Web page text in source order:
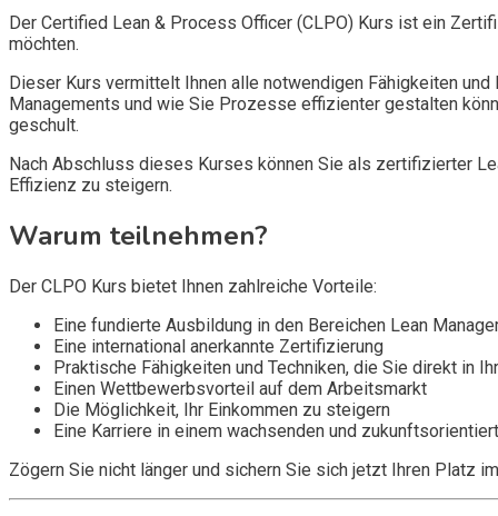
Der Certified Lean & Process Officer (CLPO) Kurs ist ein
möchten.
Dieser Kurs vermittelt Ihnen alle notwendigen Fähigkeiten
Managements und wie Sie Prozesse effizienter gestalten
geschult.
Nach Abschluss dieses Kurses können Sie als zertifizierter
Effizienz zu steigern.
Warum teilnehmen?
Der CLPO Kurs bietet Ihnen zahlreiche Vorteile:
Eine fundierte Ausbildung in den Bereichen Lean
Eine international anerkannte Zertifizierung
Praktische Fähigkeiten und Techniken, die Sie direkt in
Einen Wettbewerbsvorteil auf dem Arbeitsmarkt
Die Möglichkeit, Ihr Einkommen zu steigern
Eine Karriere in einem wachsenden und
Zögern Sie nicht länger und sichern Sie sich jetzt Ihren Platz